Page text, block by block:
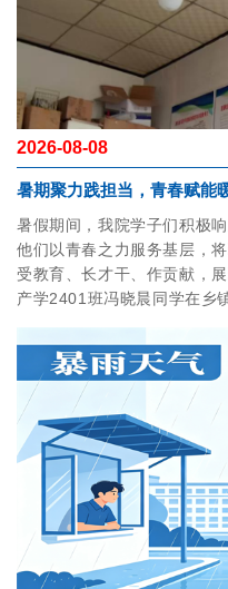
2026-08-08
暑期聚力践担当，青春赋
暑假期间，我院学子们积极
他们以青春之力服务基层，
受教育、长才干、作贡献，
产学2401班冯晓晨同学在乡